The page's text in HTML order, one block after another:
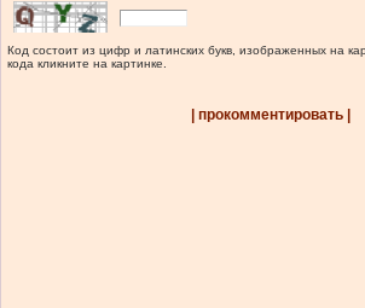
Код состоит из цифр и латинских букв, изображенных на
кода кликните на картинке.
| прокомментировать |